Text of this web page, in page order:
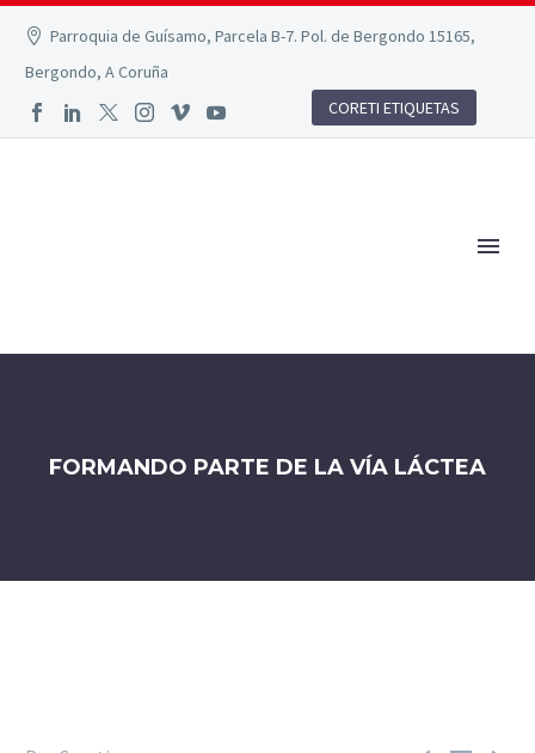
Parroquia de Guísamo, Parcela B-7. Pol. de Bergondo 15165,
Bergondo, A Coruña
CORETI ETIQUETAS
FORMANDO PARTE DE LA VÍA LÁCTEA